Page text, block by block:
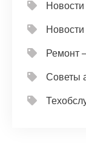
Новости
Ремонт
Советы